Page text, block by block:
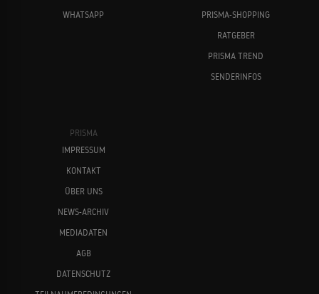
WHATSAPP
PRISMA-SHOPPING
RATGEBER
PRISMA TREND
SENDERINFOS
PRISMA
IMPRESSUM
KONTAKT
ÜBER UNS
NEWS-ARCHIV
MEDIADATEN
AGB
DATENSCHUTZ